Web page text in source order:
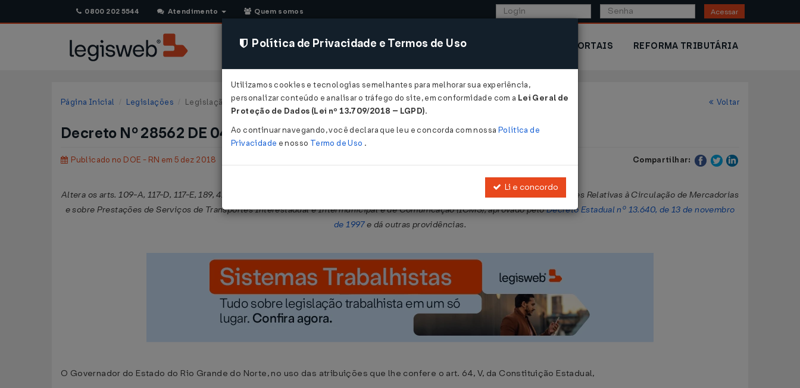
0800 202 5544 Atendimento Quem somos Acessar
CONSULTORIA SISTEMAS COMÉRCIO EXTERIOR PORTAIS REFORMA TRIBUTÁRIA
Página Inicial Legislações Legislação Estadual - Rio Grande do Norte Voltar
Decreto Nº 28562 DE 04/12/2018
Publicado no DOE - RN em 5 dez 2018 Compartilhar:
Altera os arts. 109-A, 117-D, 117-E, 189, 425-R e 945, bem como o art. 11 do Anexo 191, do Regulamento do Imposto sobre Operações Relativas à Circulação de Mercadorias
e sobre Prestações de Serviços de Transportes Interestadual e Intermunicipal e de Comunicação (ICMS), aprovado peloDecreto Estadual nº 13.640, de 13 de novembro
de 1997e dá outras providências.
O Governador do Estado do Rio Grande do Norte, no uso das atribuições que lhe confere o art. 64, V, da Constituição Estadual,
Política de Privacidade e Termos de Uso
Utilizamos cookies e tecnologias semelhantes para melhorar sua experiência,
personalizar conteúdo e analisar o tráfego do site, em conformidade com a Lei Geral de
Proteção de Dados (Lei nº 13.709/2018 – LGPD).
Ao continuar navegando, você declara que leu e concorda com nossa Política de
Privacidade e nosso Termo de Uso .
Li e concordo